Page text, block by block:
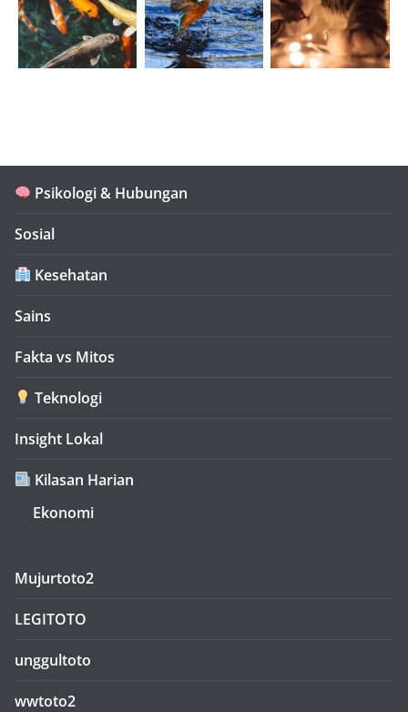
Psikologi & Hubungan
Sosial
Kesehatan
Sains
Fakta vs Mitos
Teknologi
Insight Lokal
Kilasan Harian
Ekonomi
Mujurtoto2
LEGITOTO
unggultoto
wwtoto2